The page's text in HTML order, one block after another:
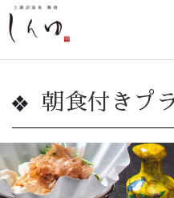
朝食付きプ